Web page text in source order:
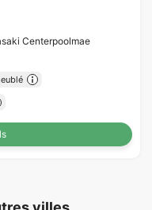
Centerpoolmae